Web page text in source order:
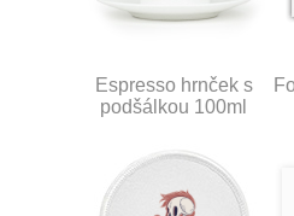
Espresso hrnček s
podšálkou 100ml